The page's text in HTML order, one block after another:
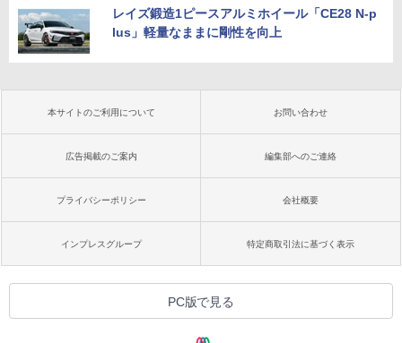
レイズ鍛造1ピースアルミホイール「CE28 N-p
lus」軽量なままに剛性を向上
本サイトのご利用について お問い合わせ
広告掲載のご案内 編集部へのご連絡
プライバシーポリシー 会社概要
インプレスグループ 特定商取引法に基づく表示
PC版で見る